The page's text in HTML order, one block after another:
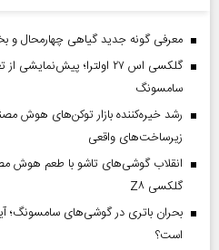
معرفی گونه جدید گیاهی چهارمحال و
گلکسی اس ۲۷ اولترا؛
سامسونگ
زیرساخت‌های واقعی
انقلاب گوشی‌های تاشو‌ با طعم هوش
گلکسی Z۸
است؟